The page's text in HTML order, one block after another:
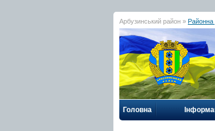
Арбузинський район » Районна
Головна